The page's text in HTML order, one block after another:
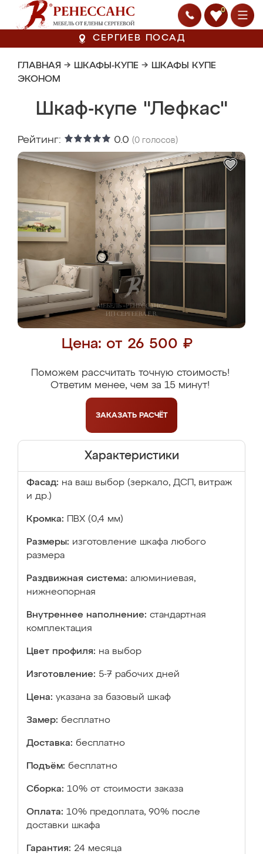
0
СЕРГИЕВ ПОСАД
ГЛАВНАЯ → ШКАФЫ-КУПЕ → ШКАФЫ КУПЕ
ЭКОНОМ
Шкаф-купе "Лефкас"
Рейтинг: 0.0 (0 голосов)
Цена: от 26 500 ₽
Поможем рассчитать точную стоимость!
Ответим менее, чем за 15 минут!
ЗАКАЗАТЬ РАСЧЁТ
Характеристики
Фасад: на ваш выбор (зеркало, ДСП, витраж
и др.)
Кромка: ПВХ (0,4 мм)
Размеры: изготовление шкафа любого
размера
Раздвижная система: алюминиевая,
нижнеопорная
Внутреннее наполнение: стандартная
комплектация
Цвет профиля: на выбор
Изготовление: 5-7 рабочих дней
Цена: указана за базовый шкаф
Замер: бесплатно
Доставка: бесплатно
Подъём: бесплатно
Сборка: 10% от стоимости заказа
Оплата: 10% предоплата, 90% после
доставки шкафа
Гарантия: 24 месяца